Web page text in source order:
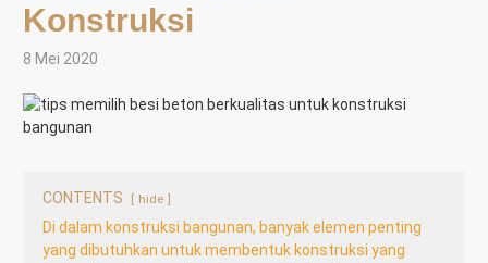
Konstruksi
8 Mei 2020
CONTENTS hide
Di dalam konstruksi bangunan, banyak elemen penting
yang dibutuhkan untuk membentuk konstruksi yang